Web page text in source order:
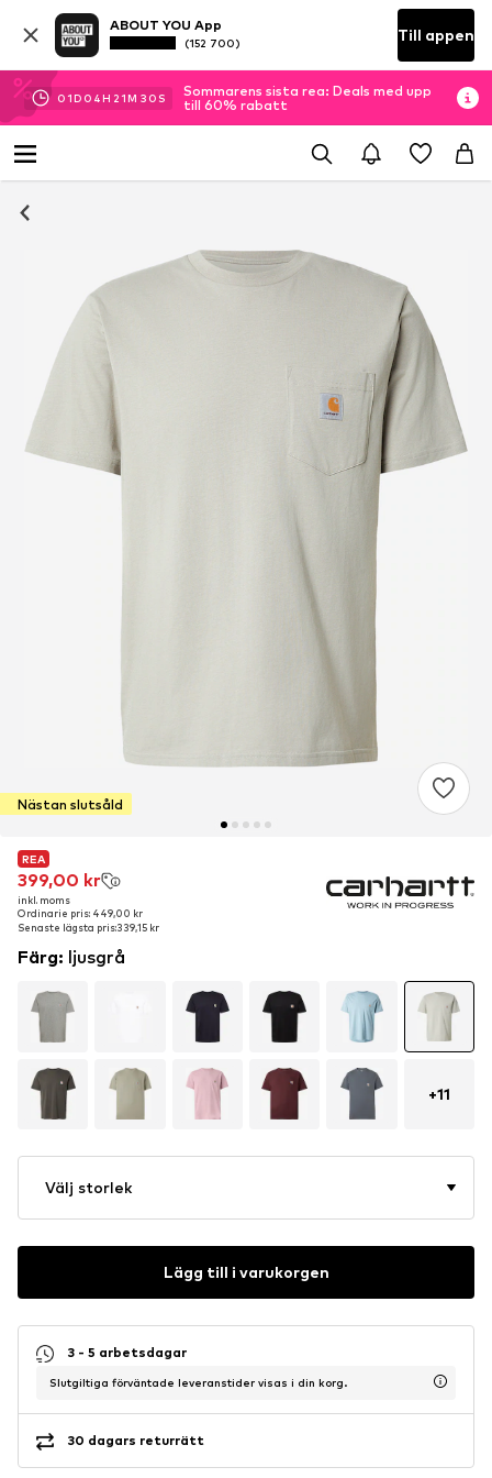
ABOUT YOU App
(152 700) Till appen
01D 04H 21M 30 S
Sommarens sista rea: Deals med upp
till 60% rabatt
Nästan slutsåld
REA
399,00 kr
inkl. moms
Ordinarie pris: 449,00 kr
Senaste lägsta pris:339,15 kr
REA
399,00 kr
inkl. moms
Ordinarie pris: 449,00 kr
Senaste lägsta pris:339,15 kr
Färg: ljusgrå
+11
Välj storlek
Lägg till i varukorgen
3 - 5 arbetsdagar
Slutgiltiga förväntade leveranstider visas i din korg.
30 dagars returrätt